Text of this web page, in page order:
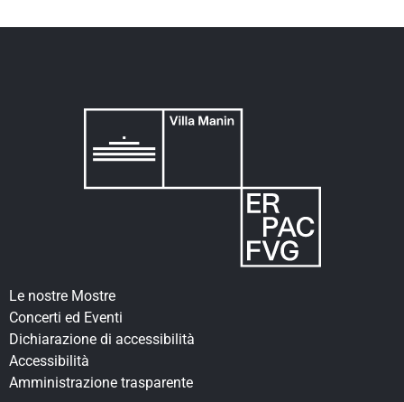
Le nostre Mostre
Concerti ed Eventi
Dichiarazione di accessibilità
Accessibilità
Amministrazione trasparente